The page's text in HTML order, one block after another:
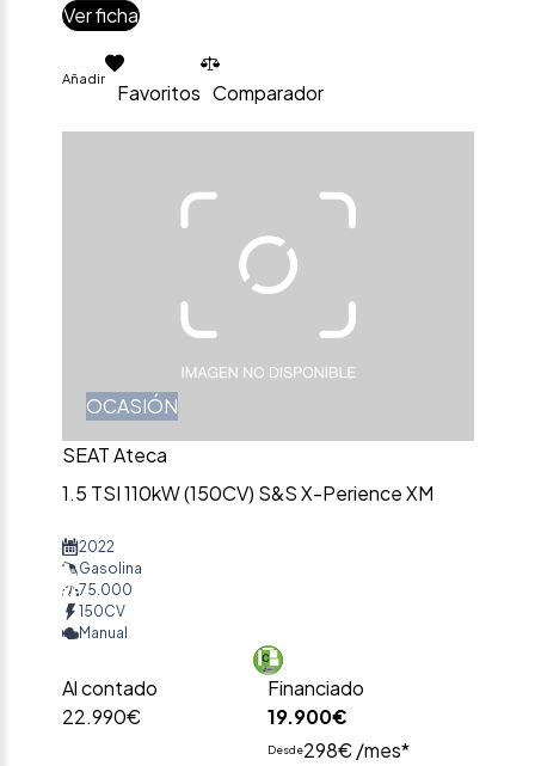
Ver ficha
Añadir
Favoritos Comparador
OCASIÓN
SEAT Ateca
1.5 TSI 110kW (150CV) S&S X-Perience XM
2022
Gasolina
75.000
150CV
Manual
Al contado
22.990€
Financiado
19.900€
Desde298€ /mes*